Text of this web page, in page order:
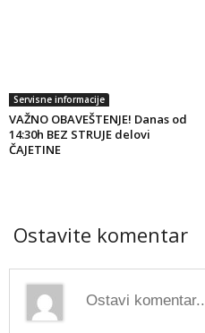
Servisne informacije
VAŽNO OBAVEŠTENJE! Danas od
14:30h BEZ STRUJE delovi
ČAJETINE
Ostavite komentar